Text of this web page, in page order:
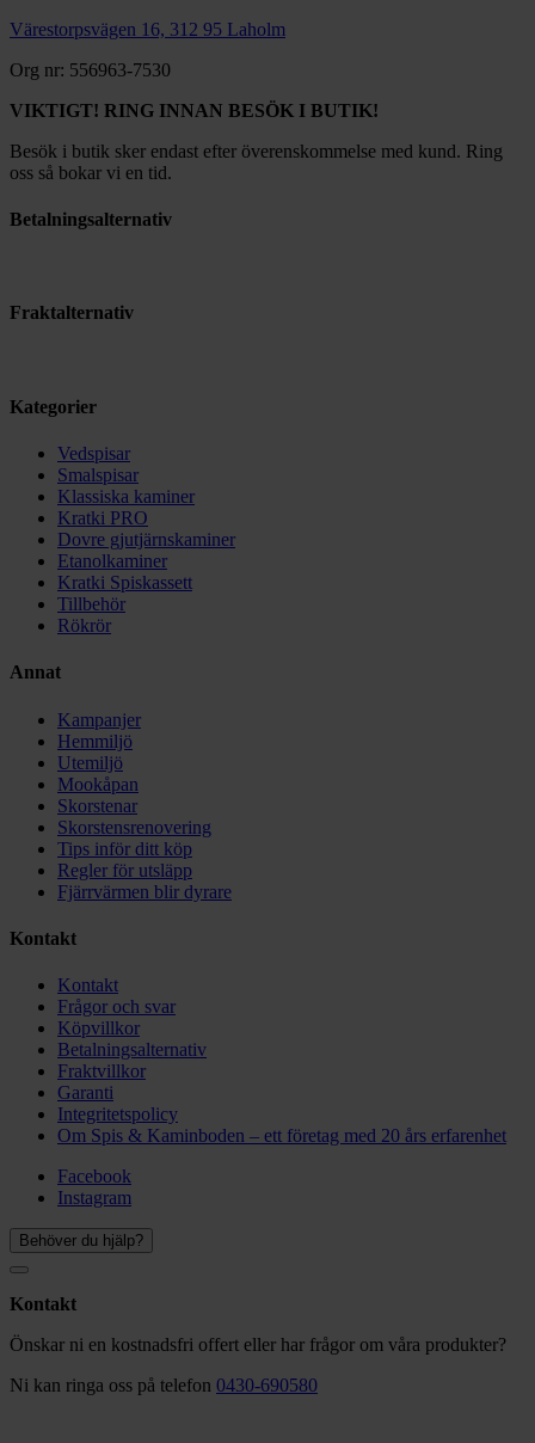
Värestorpsvägen 16, 312 95 Laholm
Org nr: 556963-7530
VIKTIGT! RING INNAN BESÖK I BUTIK!
Besök i butik sker endast efter överenskommelse med kund. Ring
oss så bokar vi en tid.
Betalningsalternativ
Fraktalternativ
Kategorier
Vedspisar
Smalspisar
Klassiska kaminer
Kratki PRO
Dovre gjutjärnskaminer
Etanolkaminer
Kratki Spiskassett
Tillbehör
Rökrör
Annat
Kampanjer
Hemmiljö
Utemiljö
Mookåpan
Skorstenar
Skorstensrenovering
Tips inför ditt köp
Regler för utsläpp
Fjärrvärmen blir dyrare
Kontakt
Kontakt
Frågor och svar
Köpvillkor
Betalningsalternativ
Fraktvillkor
Garanti
Integritetspolicy
Om Spis & Kaminboden – ett företag med 20 års erfarenhet
Facebook
Instagram
Behöver du hjälp?
Kontakt
Önskar ni en kostnadsfri offert eller har frågor om våra produkter?
Ni kan ringa oss på telefon 0430-690580